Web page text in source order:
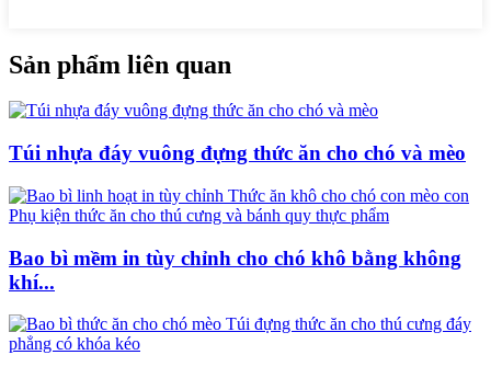
Sản phẩm liên quan
Túi nhựa đáy vuông đựng thức ăn cho chó và mèo
Bao bì mềm in tùy chỉnh cho chó khô bằng không
khí...